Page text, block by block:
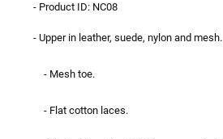
- Product ID: NC08
- Upper in leather, suede, nylon and mesh.
- Mesh toe.
- Flat cotton laces.